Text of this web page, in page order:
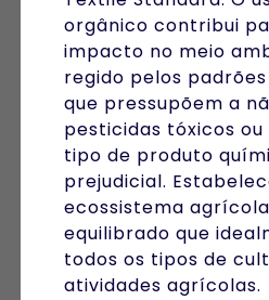
orgânico contribui
impacto no meio
regido pelos
que pressupõem a
pesticidas tóxicos
tipo de produto
prejudicial.
ecossistema
equilibrado que
todos os tipos de
atividades agrícolas.